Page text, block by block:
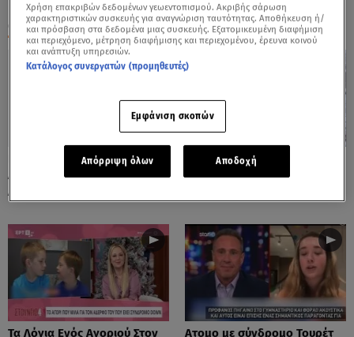
ΟΛΑ ΤΑ ΒΙΝΤΕΟ
Παίζει Ντραμς Και Τους
Αφήνει Όλους Με Το Στόμα
Ανοιχτό
Στα Λευκά Γαλλία Και
Κωνσταντινούπολη
Τα Λόγια Ενός Αγοριού Στον
Ατομο με σύνδρομο Τουρέτ
Χρήση επακριβών δεδομένων γεωεντοπισμού. Ακριβής σάρωση
χαρακτηριστικών συσκευής για αναγνώριση ταυτότητας. Αποθήκευση ή/
και πρόσβαση στα δεδομένα μιας συσκευής. Εξατομικευμένη διαφήμιση
και περιεχόμενο, μέτρηση διαφήμισης και περιεχομένου, έρευνα κοινού
και ανάπτυξη υπηρεσιών.
Κατάλογος συνεργατών (προμηθευτές)
Εμφάνιση σκοπών
Απόρριψη όλων Αποδοχή